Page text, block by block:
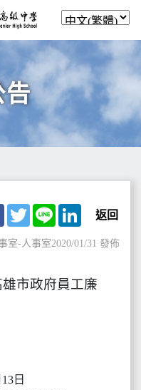
告
Facebook
TwitterLine LinkedIn
返回
室-人事室2020/01/31 發佈
市政府員工廉
日